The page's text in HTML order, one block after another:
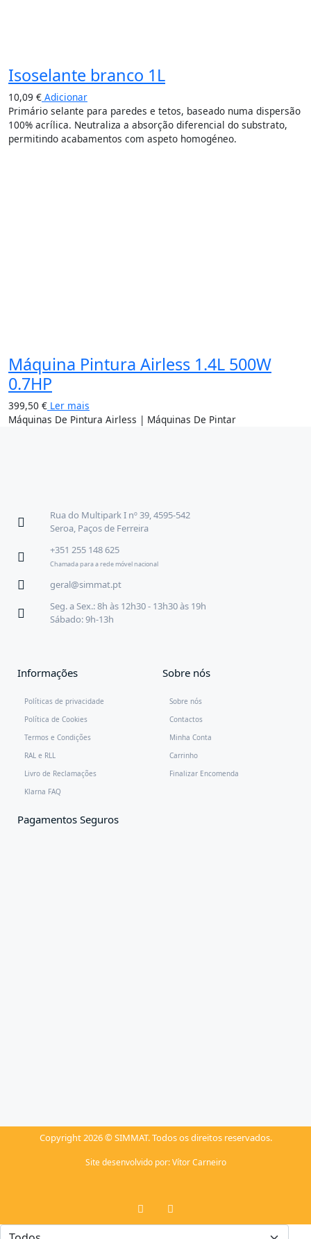
Isoselante branco 1L
10,09 € Adicionar
Primário selante para paredes e tetos, baseado numa dispersão
100% acrílica. Neutraliza a absorção diferencial do substrato,
permitindo acabamentos com aspeto homogéneo.
Máquina Pintura Airless 1.4L 500W
0.7HP
399,50 € Ler mais
Máquinas De Pintura Airless | Máquinas De Pintar
Rua do Multipark I nº 39, 4595-542
Seroa, Paços de Ferreira
+351 255 148 625
Chamada para a rede móvel nacional
geral@simmat.pt
Seg. a Sex.: 8h às 12h30 - 13h30 às 19h
Sábado: 9h-13h
Informações
Políticas de privacidade
Política de Cookies
Termos e Condições
RAL e RLL
Livro de Reclamações
Klarna FAQ
Sobre nós
Sobre nós
Contactos
Minha Conta
Carrinho
Finalizar Encomenda
Pagamentos Seguros
Copyright 2026 © SIMMAT. Todos os direitos reservados.
Site desenvolvido por: Vítor Carneiro